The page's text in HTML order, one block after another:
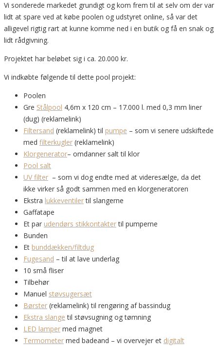
Vi sonderede markedet grundigt og kom frem til at selv om der var
lidt at spare ved at købe poolen og udstyret online, så var det
alligevel rigtig rart at kunne komme ned i en butik og få en snak og
lidt rådgivning.
Projektet har beløbet sig i ca. 20.000 kr.
Vi indkøbte følgende til dette pool projekt:
Poolen
Gre Stålpool 4,6m x 120 cm – 17.000 l. med 0,3 mm liner
(dug) (reklamelink)
Filtersand (reklamelink) til pumpe – som vi senere udskiftede
med filterkugler (reklamelink)
Klorgenerator– omdanner salt til klor
Pool salt
UV filter – som vi dog endte med at videresælge, da det
ikke virker så godt sammen med en klorgeneratoren
Ekstra lukkeventilertil slangerne
Gaffatape
Et par udendørs stikkontaktertil pumperne
Bunden
Et bunddækken/filtdug
Fugesand – til at lave underlag
10 små fliser
Tilbehør
Manuel støvsugersæt
Børster (reklamelink) til rengøring af bassindug
Ekstra slange til støvsugning og tømning
LED lamper med magnet
Termometer med badeand – vi overvejer et digitalt